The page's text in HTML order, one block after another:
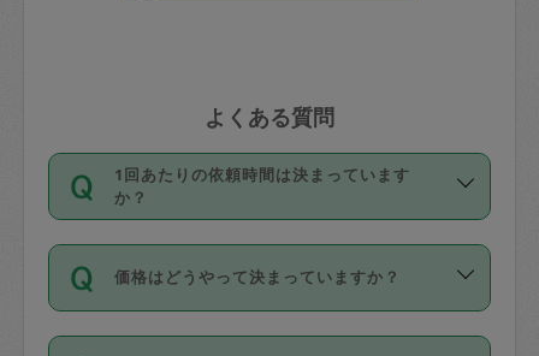
よくある質問
1回あたりの依頼時間は決まっています
か？
依頼1回につき3時間固定です。3時間を
超えて依頼したい場合は、延長機能をご
利用ください。機能をご利用いただくに
価格はどうやって決まっていますか？
11種類の価格帯の中からタスカジさん自